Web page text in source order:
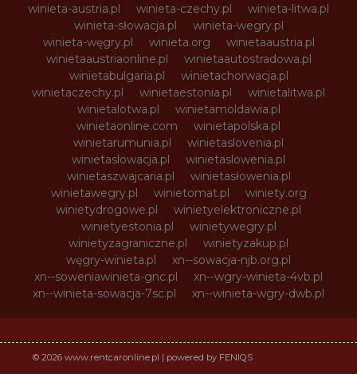
winieta-austria.pl
winieta-czechy.pl
winieta-litwa.pl
winieta-słowacja.pl
winieta-wegry.pl
winieta-węgry.pl
winieta.org
winietaaustria.pl
winietaaustriaonline.pl
winietaautostradowa.pl
winietabulgaria.pl
winietachorwacja.pl
winietaczechy.pl
winietaestonia.pl
winietalitwa.pl
winietalotwa.pl
winietamoldawia.pl
winietaonline.com
winietapolska.pl
winietarumunia.pl
winietaslovenia.pl
winietaslowacja.pl
winietaslowenia.pl
winietaszwajcaria.pl
winietasłowenia.pl
winietawegry.pl
winietomat.pl
winiety.org
winietydrogowe.pl
winietyelektroniczne.pl
winietyestonia.pl
winietywegry.pl
winietyzagraniczne.pl
winietyzakup.pl
węgry-winieta.pl
xn--sowacja-njb.org.pl
xn--soweniawinieta-gnc.pl
xn--wgry-winieta-4vb.pl
xn--winieta-sowacja-7sc.pl
xn--winieta-wgry-dwb.pl
© 2026 www.rentcaronline.pl | powered by FENIQS